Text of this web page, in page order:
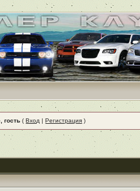
гость (Вход |Регистрация )